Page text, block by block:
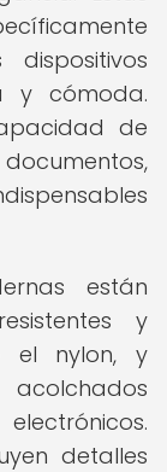
y cómoda.
de
están
y
el nylon, y
detalles